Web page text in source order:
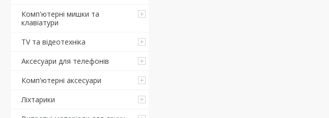
Комп'ютерні мишки та
клавіатури
TV та відеотехніка
Аксесуари для телефонів
Комп'ютерні аксесуари
Ліхтарики